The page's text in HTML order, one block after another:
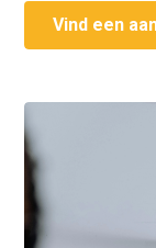
Vind een